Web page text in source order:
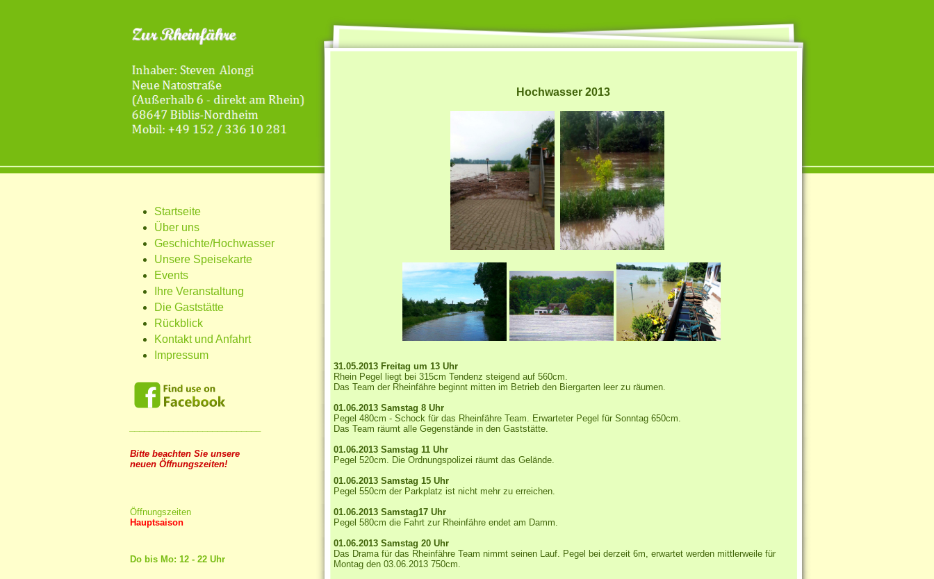
Startseite
Über uns
Geschichte/Hochwasser
Unsere Speisekarte
Events
Ihre Veranstaltung
Die Gaststätte
Rückblick
Kontakt und Anfahrt
Impressum
Bitte beachten Sie unsere
neuen Öffnungszeiten!
Öffnungszeiten
Hauptsaison
Do bis Mo: 12 - 22 Uhr
Hochwasser 2013
31.05.2013 Freitag um 13 Uhr
Rhein Pegel liegt bei 315cm Tendenz steigend auf 560cm.
Das Team der Rheinfähre beginnt mitten im Betrieb den Biergarten leer zu räumen.
01.06.2013 Samstag 8 Uhr
Pegel 480cm - Schock für das Rheinfähre Team. Erwarteter Pegel für Sonntag 650cm.
Das Team räumt alle Gegenstände in den Gaststätte.
01.06.2013 Samstag 11 Uhr
Pegel 520cm. Die Ordnungspolizei räumt das Gelände.
01.06.2013 Samstag 15 Uhr
Pegel 550cm der Parkplatz ist nicht mehr zu erreichen.
01.06.2013 Samstag17 Uhr
Pegel 580cm die Fahrt zur Rheinfähre endet am Damm.
01.06.2013 Samstag 20 Uhr
Das Drama für das Rheinfähre Team nimmt seinen Lauf. Pegel bei derzeit 6m, erwartet werden mittlerweile für
Montag den 03.06.2013 750cm.